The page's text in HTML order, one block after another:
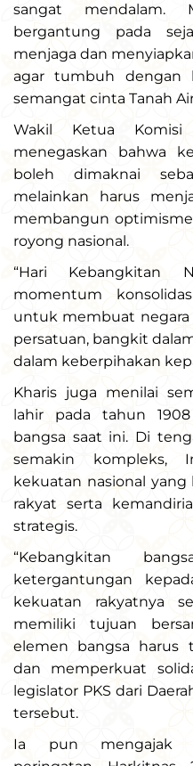
sangat mendalam.
bergantung pada
menjaga dan
agar tumbuh dengan
semangat cinta Tanah
Wakil Ketua
menegaskan bahwa
boleh dimaknai
melainkan harus
membangun
royong nasional.
“Hari Kebangkitan
momentum
untuk membuat
persatuan, bangkit
dalam keberpihakan
Kharis juga menilai
lahir pada tahun
bangsa saat ini. Di
semakin kompleks,
kekuatan nasional
rakyat serta
strategis.
“Kebangkitan
ketergantungan
kekuatan rakyatnya
memiliki tujuan
elemen bangsa harus
dan memperkuat
legislator PKS dari
tersebut.
Ia pun mengajak